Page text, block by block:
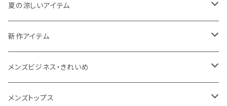
THE NORTH FACE
NANGA
1PIU1UGUALE3 RELAX
go slow caravan
夏の涼しいアイテム
メンズ
レディース
新作アイテム
メンズ
レディース
メンズビジネス・きれいめ
スーツ
メンズトップス